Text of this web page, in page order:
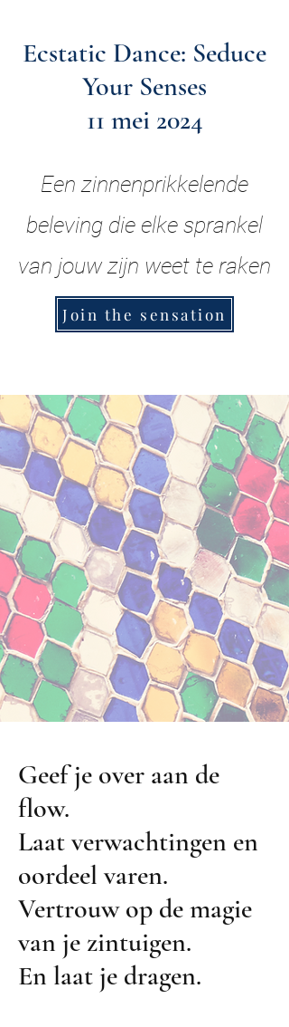
Ecstatic Dance: Seduce
Your Senses
11 mei 2024
Een zinnenprikkelende
beleving die elke sprankel
van jouw zijn weet te raken
Join the sensation
Geef je over aan de
flow.
Laat verwachtingen en
oordeel varen.
Vertrouw op de magie
van je zintuigen.
En laat je dragen.